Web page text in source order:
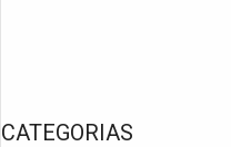
CATEGORIAS